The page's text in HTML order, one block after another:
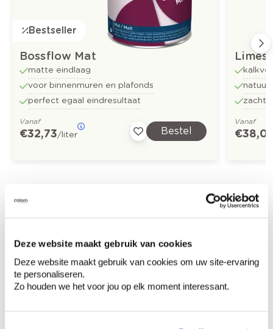
Deze website maakt gebruik van cookies
Deze website maakt gebruik van cookies om uw site-ervaring
te personaliseren.
Zo houden we het voor jou op elk moment interessant.
Bestseller
Bossflow Mat
matte eindlaag
voor binnenmuren en plafonds
perfect egaal eindresultaat
Vanaf
€ 32,73/liter Bestel
Vanaf
€
Ontdek meer inspiratiebeelden voor:
Off black Off white
Limestone New - kalkverf